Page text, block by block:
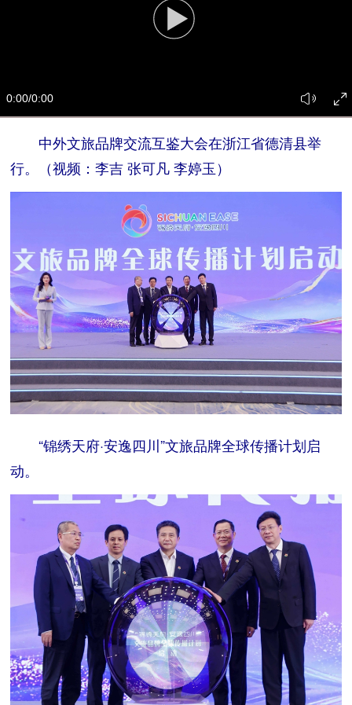
0:00/0:00
中外文旅品牌交流互鉴大会在浙江省德清县举
行。（视频：李吉 张可凡 李婷玉）
“锦绣天府·安逸四川”文旅品牌全球传播计划启
动。